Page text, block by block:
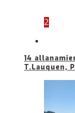
2
14
T.Lauquen,